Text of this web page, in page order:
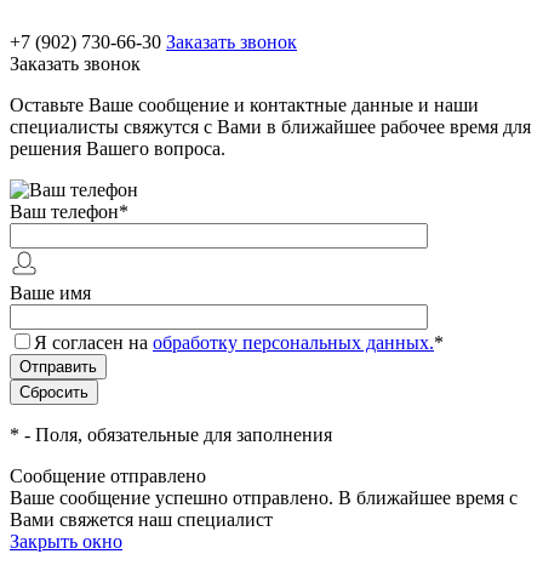
+7 (902) 730-66-30 Заказать звонок
Заказать звонок
Оставьте Ваше сообщение и контактные данные и наши
специалисты свяжутся с Вами в ближайшее рабочее время для
решения Вашего вопроса.
Ваш телефон*
Ваше имя
Я согласен на обработку персональных данных.*
* - Поля, обязательные для заполнения
Сообщение отправлено
Ваше сообщение успешно отправлено. В ближайшее время с
Вами свяжется наш специалист
Закрыть окно